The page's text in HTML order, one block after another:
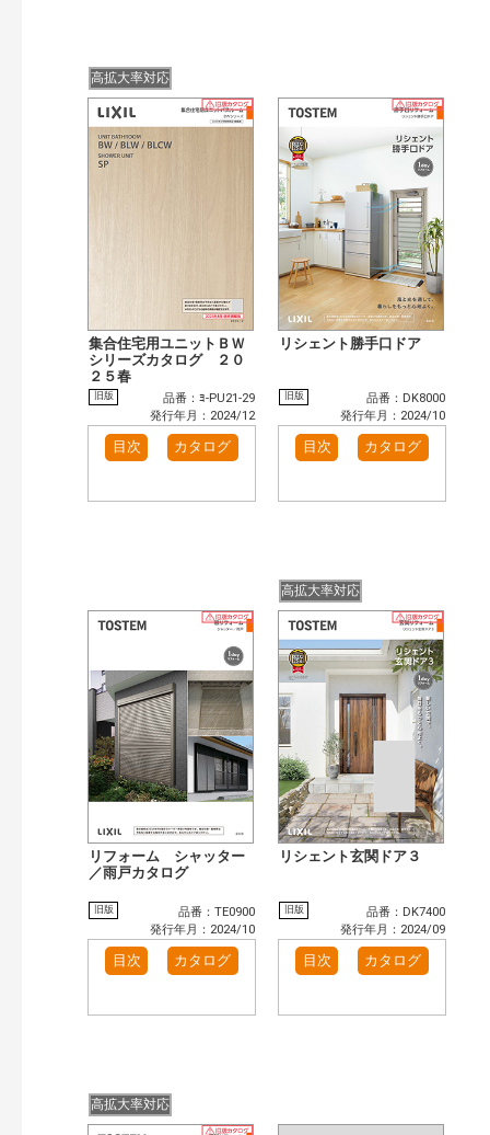
高拡大率対応
集合住宅用ユニットＢＷ
シリーズカタログ ２０
２５春
旧版
品番：ﾖ-PU21-29
発行年月：2024/12
目次 カタログ
リシェント勝手口ドア
旧版
品番：DK8000
発行年月：2024/10
目次 カタログ
リフォーム シャッター
／雨戸カタログ
旧版
品番：TE0900
発行年月：2024/10
目次 カタログ
高拡大率対応
リシェント玄関ドア３
旧版
品番：DK7400
発行年月：2024/09
目次 カタログ
高拡大率対応